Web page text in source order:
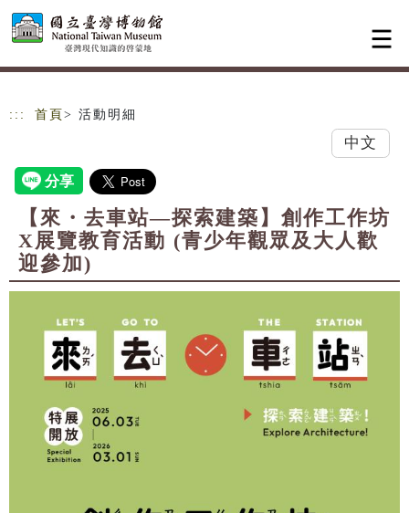
跳到主要內容
網站導覽
::: 首頁 > 活動明細
中文
【來・去車站—探索建築】創作工作坊
X展覽教育活動 (青少年觀眾及大人歡
迎參加)